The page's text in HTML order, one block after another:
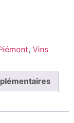
, Vins